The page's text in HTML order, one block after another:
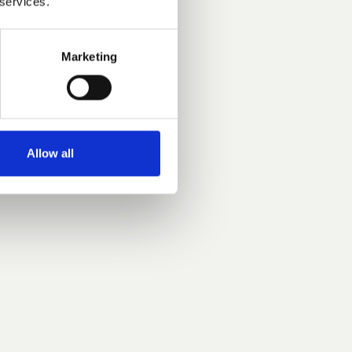
Marketing
Allow all
di partenza è
dell'arte, dai